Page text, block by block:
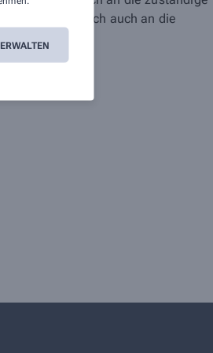
Sie können sich auch an die